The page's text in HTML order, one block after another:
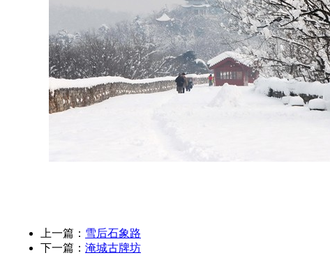
上一篇： 雪后石象路
下一篇： 淹城古牌坊